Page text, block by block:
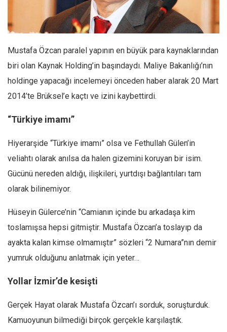
Facebook
Instagram
Editörden
Kemal Özer
Yvonne Ridley
Barış Tarımcıoğlu
Ömer Kayani
Yusuf Armağan
Hasanali Yıldırım
Leyla Şerif Emin
Selçuk Türkyılmaz
Mehmet Ali Tekin
Abir E. Nahas
Amina S. Jenenkovic
Esra Elönü
» Yazar arşivi
Mustafa Özcan paralel yapının en büyük para kaynakların­dan
biri olan Kaynak Hol­ding’in başındaydı. Maliye Bakanlığı’nın
holdinge yapacağı incelemeyi önce­den haber alarak 20 Mart
2014’te Brüksel’e kaçtı ve izini kaybettirdi.
“Türkiye imamı”
Hiyerarşide “Türkiye imamı” olsa ve Fethullah Gülen’in
veliahtı olarak anılsa da halen gizemini koruyan bir isim.
Gücünü nereden aldığı, ilişkileri, yurtdışı bağlantıları tam
olarak bilinemiyor.
Hüseyin Gülerce’nin “Camianın içinde bu arkadaşa kim
toslamışsa hepsi gitmiştir. Mustafa Özcan’a toslayıp da
ayakta kalan kimse olmamıştır” sözleri “2 Numara”nın demir
yumruk olduğunu anlatmak için yeter…
Yollar İzmir’de kesişti
Gerçek Hayat olarak Mustafa Özcan’ı sorduk, soruşturduk.
Kamuoyunun bilmediği birçok gerçekle karşılaştık.